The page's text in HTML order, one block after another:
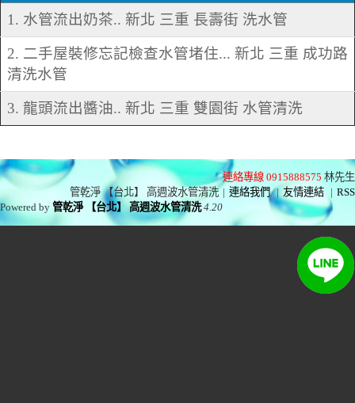
1. 水管流出奶茶.. 新北 三重 長壽街 洗水管
2. 二手屋裝修忘記檢查水管堵住... 新北 三重 成功路
清洗水管
3. 龍頭流出醬油.. 新北 三重 雙園街 水管清洗
連絡專線 0915888575 林先生
管乾淨 【台北】 高週波水管清洗 | 連絡我們 | 友情連結 | RSS
Powered by管乾淨 【台北】 高週波水管清洗 4.20